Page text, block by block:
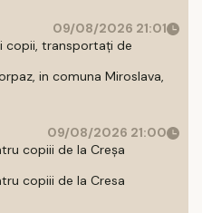
09/08/2026 21:01
copii, transportați de
in comuna Miroslava,
09/08/2026 21:00
copiii de la Creșa
copiii de la Cresa